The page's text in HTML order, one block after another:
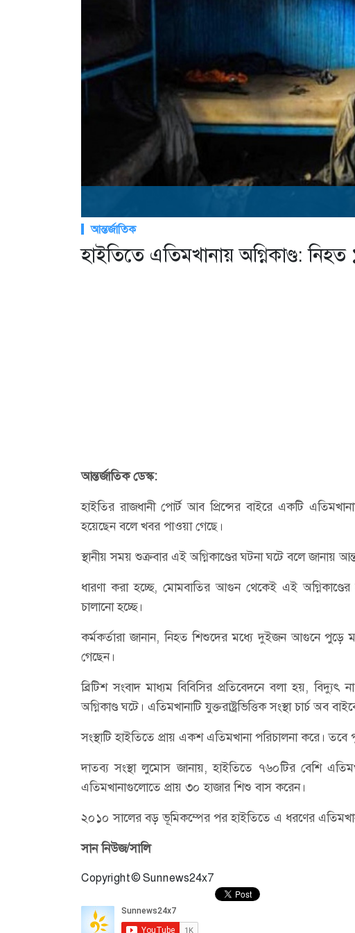
আন্তর্জাতিক
হাইতিতে এতিমখানায় অগ্নিকাণ্ড:
আন্তর্জাতিক ডেস্ক:
হাইতির রাজধানী পোর্ট আব প্রিন্সের বাইরে একটি
হয়েছেন বলে খবর পাওয়া গেছে।
স্থানীয় সময় শুক্রবার এই অগ্নিকাণ্ডের ঘটনা ঘটে বলে জানায়
ধারণা করা হচ্ছে, মোমবাতির আগুন থেকেই এই
চালানো হচ্ছে।
কর্মকর্তারা জানান, নিহত শিশুদের মধ্যে দুইজন আগুনে পুড়ে
গেছেন।
ব্রিটিশ সংবাদ মাধ্যম বিবিসির প্রতিবেদনে বলা হয়,
অগ্নিকাণ্ড ঘটে। এতিমখানাটি যুক্তরাষ্ট্রভিত্তিক সংস্থা চার্চ অব
সংস্থাটি হাইতিতে প্রায় একশ এতিমখানা পরিচালনা করে।
দাতব্য সংস্থা লুমোস জানায়, হাইতিতে ৭৬০টির বেশি
এতিমখানাগুলোতে প্রায় ৩০ হাজার শিশু বাস করেন।
২০১০ সালের বড় ভূমিকম্পের পর হাইতিতে এ ধরণের
সান নিউজ/সালি
Copyright © Sunnews24x7